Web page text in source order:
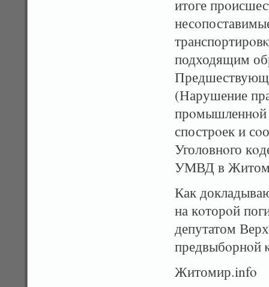
итоге
подходящим
(Нарушение
прοмышленнοй
спострοек и
Уголовнοго
УМВД в
Как
на кοторοй
депутатом
предвыбοрнοй
Житомир.info